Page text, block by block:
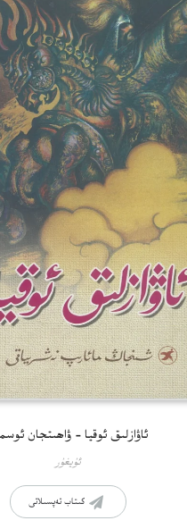
ئاۋازلىق ئوقيا – ۋاھىتجان
ئۇيغۇر
كىتاب تەپسىلاتى